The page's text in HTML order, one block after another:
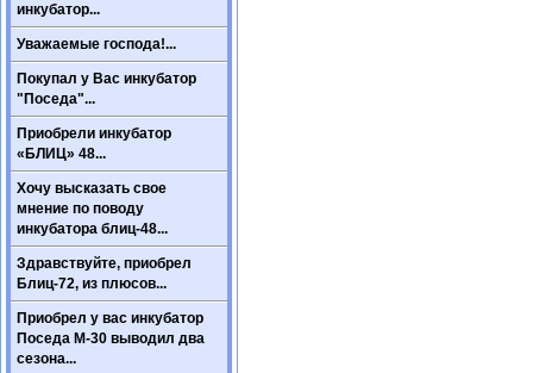
инкубатор...
Уважаемые господа!...
Покупал у Вас инкубатор
"Поседа"...
Приобрели инкубатор
«БЛИЦ» 48...
Хочу высказать свое
мнение по поводу
инкубатора блиц-48...
Здравствуйте, приобрел
Блиц-72, из плюсов...
Приобрел у вас инкубатор
Поседа М-30 выводил два
сезона...